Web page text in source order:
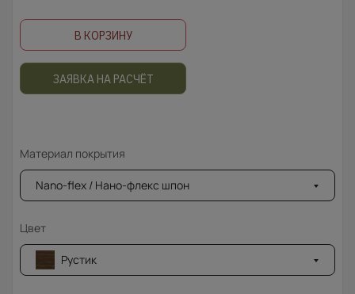
В КОРЗИНУ
ЗАЯВКА НА РАСЧЁТ
Материал покрытия
Nano-flex / Нано-флекс шпон
Цвет
Рустик